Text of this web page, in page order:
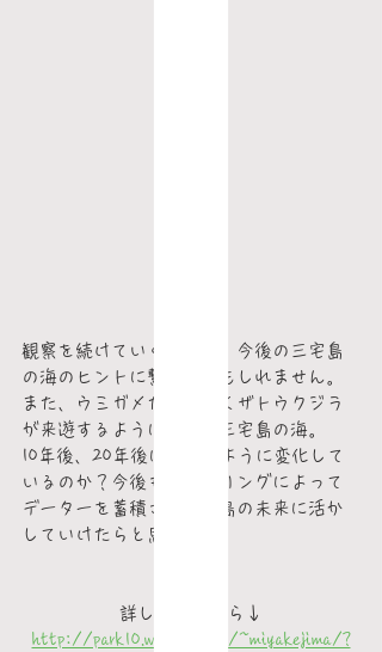
観察を続けていくことで、今後の三宅島
の海のヒントに繋がるかもしれません。
また、ウミガメだけでなくザトウクジラ
が来遊するようになった三宅島の海。
10年後、20年後にはどのように変化して
いるのか？今後もモニタリングによって
データーを蓄積させ三宅島の未来に活か
していけたらと思います。
詳しくはこちら↓
http://park10.wakwak.com/~miyakejima/?